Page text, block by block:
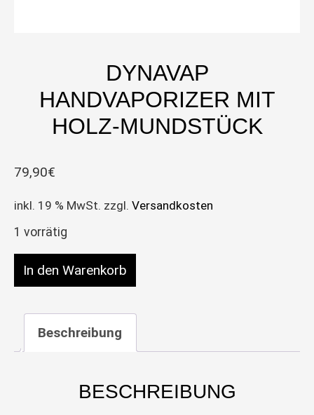
DYNAVAP
HANDVAPORIZER MIT
HOLZ-MUNDSTÜCK
79,90€
inkl. 19 % MwSt. zzgl. Versandkosten
1 vorrätig
DynaVap Handvaporizer mit Holz-Mundstück
In den Warenkorb
Beschreibung
BESCHREIBUNG